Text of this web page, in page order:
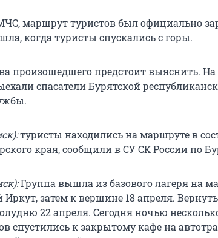
маршрут туристов был официально
когда туристы спускались с горы.
произошедшего предстоит выяснить. На
спасатели Бурятской
туристы находились на маршруте в
края, сообщили в СУ СК России по
Группа вышла из базового лагеря на
Иркут, затем к вершине 18 апреля.
22 апреля. Сегодня ночью
спустились к закрытому кафе на